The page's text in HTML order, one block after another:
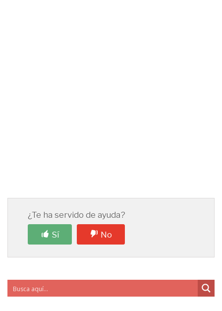
¿Te ha servido de ayuda?
Sí
No